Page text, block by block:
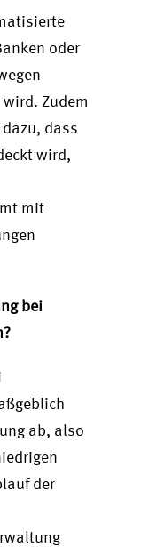
oder
Zudem
dass
wird,
mit
bei
ab, also
der